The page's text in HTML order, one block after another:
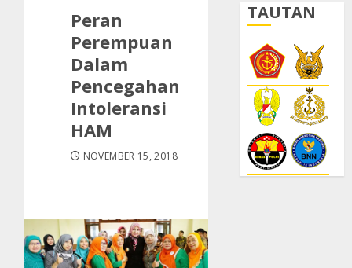
Peran
Perempuan
Dalam
Pencegahan
Intoleransi
HAM
NOVEMBER 15, 2018
TAUTAN